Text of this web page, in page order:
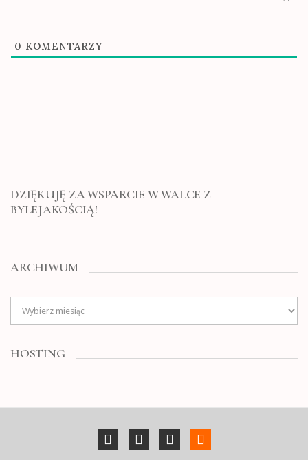
0 KOMENTARZY
DZIĘKUJĘ ZA WSPARCIE W WALCE Z
BYLEJAKOŚCIĄ!
ARCHIWUM
Archiwum
HOSTING